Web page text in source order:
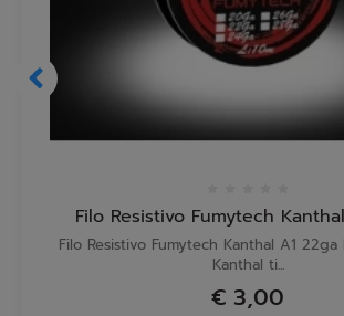
Filo Resistivo Fumytech
Filo Resistivo Fumytech Kanthal A1
Kanthal ti...
€ 3,00